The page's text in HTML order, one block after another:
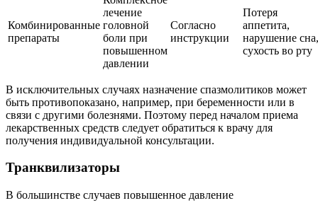
Комбинированные
препараты
лечение
головной
боли при
повышенном
давлении
Согласно
инструкции
Потеря
аппетита,
нарушение сна,
сухость во рту
В исключительных случаях назначение спазмолитиков может
быть противопоказано, например, при беременности или в
связи с другими болезнями. Поэтому перед началом приема
лекарственных средств следует обратиться к врачу для
получения индивидуальной консультации.
Транквилизаторы
В большинстве случаев повышенное давление